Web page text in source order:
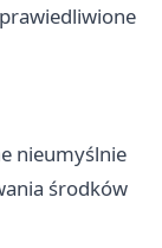
nieumyślnie
środków